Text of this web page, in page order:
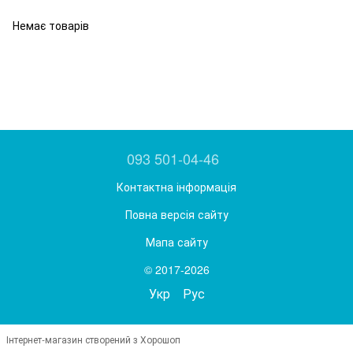
Немає товарів
093 501-04-46
Контактна інформація
Повна версія сайту
Мапа сайту
© 2017-2026
Укр Рус
Інтернет-магазин створений з Хорошоп